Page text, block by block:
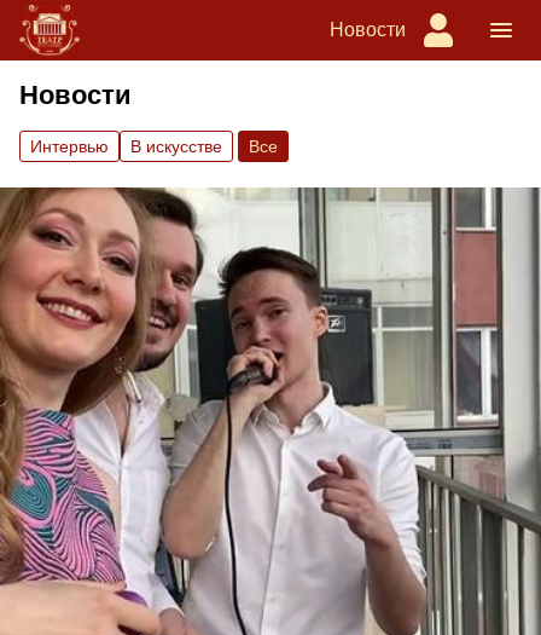
Новости
Новости
Интервью В искусстве Вce